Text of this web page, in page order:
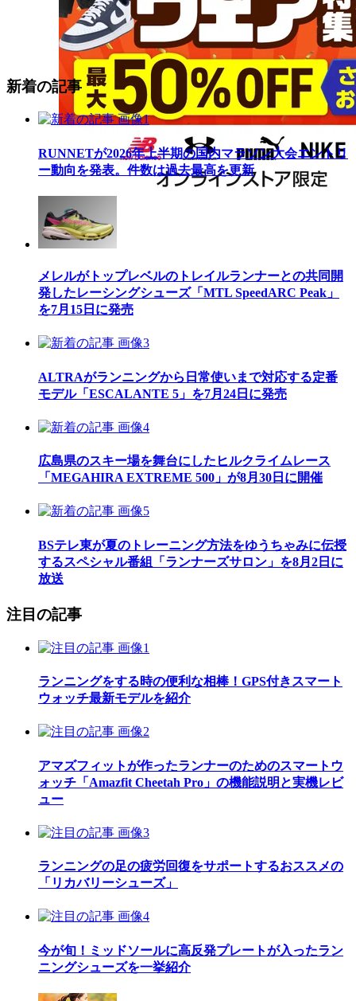
新着の記事
RUNNETが2026年上半期の国内マラソン大会エントリ
ー動向を発表。件数は過去最高を更新
メレルがトップレベルのトレイルランナーとの共同開
発したレーシングシューズ「MTL SpeedARC Peak」
を7月15日に発売
ALTRAがランニングから日常使いまで対応する定番
モデル「ESCALANTE 5」を7月24日に発売
広島県のスキー場を舞台にしたヒルクライムレース
「MEGAHIRA EXTREME 500」が8月30日に開催
BSテレ東が夏のトレーニング方法をゆうちゃみに伝授
するスペシャル番組「ランナーズサロン」を8月2日に
放送
注目の記事
ランニングをする時の便利な相棒！GPS付きスマート
ウォッチ最新モデルを紹介
アマズフィットが作ったランナーのためのスマートウ
ォッチ「Amazfit Cheetah Pro」の機能説明と実機レビ
ュー
ランニングの足の疲労回復をサポートするおススメの
「リカバリーシューズ」
今が旬！ミッドソールに高反発プレートが入ったラン
ニングシューズを一挙紹介